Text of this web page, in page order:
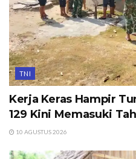
TNI
Kerja Keras Hampir
129 Kini Memasuki
10 AGUSTUS 2026